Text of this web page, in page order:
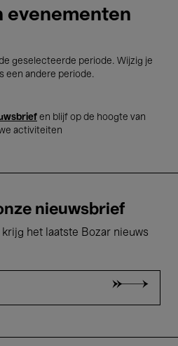
evenementen
geselecteerde periode. Wijzig je
een andere periode.
en blijf op de hoogte van
activiteiten
nieuwsbrief
het laatste Bozar nieuws